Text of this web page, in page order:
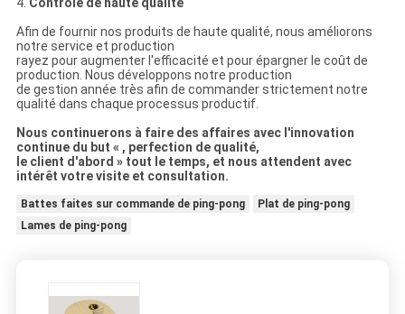
4. Contrôle de haute qualité
Afin de fournir nos produits de haute qualité, nous améliorons
notre service et production
rayez pour augmenter l'efficacité et pour épargner le coût de
production. Nous développons notre production
de gestion année très afin de commander strictement notre
qualité dans chaque processus productif.
Nous continuerons à faire des affaires avec l'innovation
continue du but « , perfection de qualité,
le client d'abord » tout le temps, et nous attendent avec
intérêt votre visite et consultation.
Battes faites sur commande de ping-pong
Plat de ping-pong
Lames de ping-pong